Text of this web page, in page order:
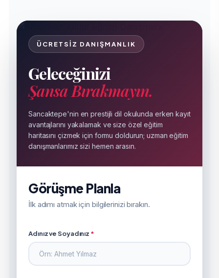
ÜCRETSIZ DANIŞMANLIK
Geleceğinizi
Şansa Bırakmayın.
Sancaktepe'nin en prestijli dil okulunda erken kayıt
avantajlarını yakalamak ve size özel eğitim
haritasını çizmek için formu doldurun; uzman eğitim
danışmanlarımız sizi hemen arasın.
Görüşme Planla
İlk adımı atmak için bilgilerinizi bırakın.
Adınız ve Soyadınız *